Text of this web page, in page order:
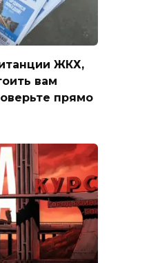
ЖКХ,
вам
прямо